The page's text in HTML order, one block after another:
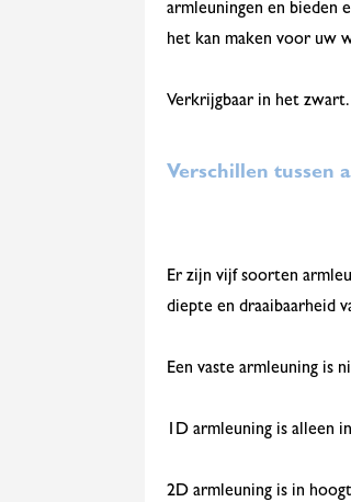
armleuningen en bieden
het kan maken voor uw
Verkrijgbaar in het zwart.
Verschillen tussen
Er zijn vijf soorten
diepte en draaibaarheid
Een vaste armleuning is
1D armleuning is alleen
2D armleuning is in